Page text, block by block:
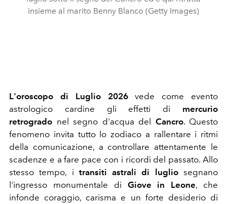
insieme al marito Benny Blanco (Getty Images)
L'oroscopo di Luglio 2026vede come evento
astrologico cardine gli effetti di mercurio
retrogrado nel segno d'acqua del Cancro. Questo
fenomeno invita tutto lo zodiaco a rallentare i ritmi
della comunicazione, a controllare attentamente le
scadenze e a fare pace con i ricordi del passato. Allo
stesso tempo, i transiti astrali di lugliosegnano
l'ingresso monumentale di Giove in Leone, che
infonde coraggio, carisma e un forte desiderio di